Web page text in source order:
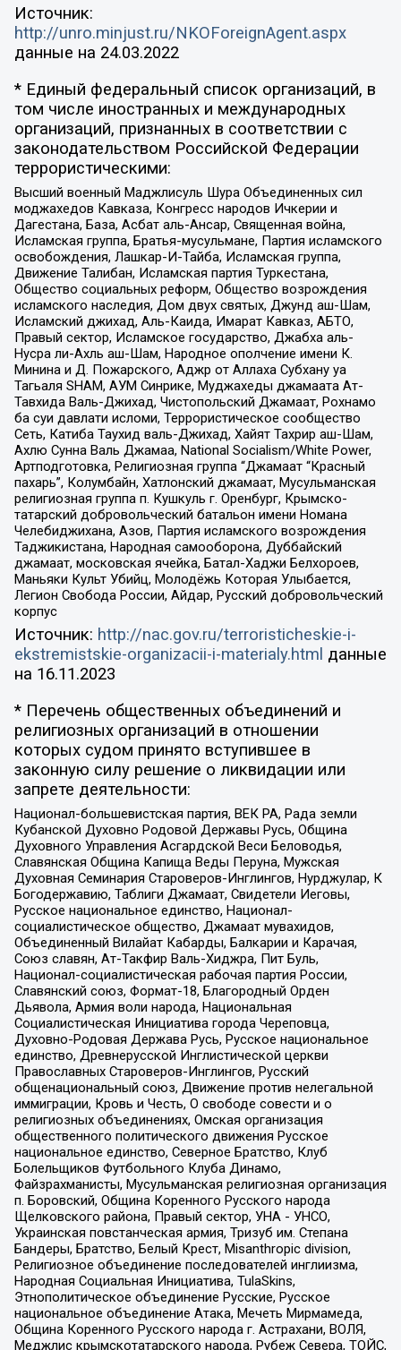
Источник:
http://unro.minjust.ru/NKOForeignAgent.aspx
данные на 24.03.2022
* Единый федеральный список организаций, в
том числе иностранных и международных
организаций, признанных в соответствии с
законодательством Российской Федерации
террористическими:
Высший военный Маджлисуль Шура Объединенных сил
моджахедов Кавказа, Конгресс народов Ичкерии и
Дагестана, База, Асбат аль-Ансар, Священная война,
Исламская группа, Братья-мусульмане, Партия исламского
освобождения, Лашкар-И-Тайба, Исламская группа,
Движение Талибан, Исламская партия Туркестана,
Общество социальных реформ, Общество возрождения
исламского наследия, Дом двух святых, Джунд аш-Шам,
Исламский джихад, Аль-Каида, Имарат Кавказ, АБТО,
Правый сектор, Исламское государство, Джабха аль-
Нусра ли-Ахль аш-Шам, Народное ополчение имени К.
Минина и Д. Пожарского, Аджр от Аллаха Субхану уа
Тагьаля SHAM, АУМ Синрике, Муджахеды джамаата Ат-
Тавхида Валь-Джихад, Чистопольский Джамаат, Рохнамо
ба суи давлати исломи, Террористическое сообщество
Сеть, Катиба Таухид валь-Джихад, Хайят Тахрир аш-Шам,
Ахлю Сунна Валь Джамаа, National Socialism/White Power,
Артподготовка, Религиозная группа “Джамаат “Красный
пахарь”, Колумбайн, Хатлонский джамаат, Мусульманская
религиозная группа п. Кушкуль г. Оренбург, Крымско-
татарский добровольческий батальон имени Номана
Челебиджихана, Азов, Партия исламского возрождения
Таджикистана, Народная самооборона, Дуббайский
джамаат, московская ячейка, Батал-Хаджи Белхороев,
Маньяки Культ Убийц, Молодёжь Которая Улыбается,
Легион Свобода России, Айдар, Русский добровольческий
корпус
Источник: http://nac.gov.ru/terroristicheskie-i-
ekstremistskie-organizacii-i-materialy.html данные
на 16.11.2023
* Перечень общественных объединений и
религиозных организаций в отношении
которых судом принято вступившее в
законную силу решение о ликвидации или
запрете деятельности:
Национал-большевистская партия, ВЕК РА, Рада земли
Кубанской Духовно Родовой Державы Русь, Община
Духовного Управления Асгардской Веси Беловодья,
Славянская Община Капища Веды Перуна, Мужская
Духовная Семинария Староверов-Инглингов, Нурджулар, К
Богодержавию, Таблиги Джамаат, Свидетели Иеговы,
Русское национальное единство, Национал-
социалистическое общество, Джамаат мувахидов,
Объединенный Вилайат Кабарды, Балкарии и Карачая,
Союз славян, Ат-Такфир Валь-Хиджра, Пит Буль,
Национал-социалистическая рабочая партия России,
Славянский союз, Формат-18, Благородный Орден
Дьявола, Армия воли народа, Национальная
Социалистическая Инициатива города Череповца,
Духовно-Родовая Держава Русь, Русское национальное
единство, Древнерусской Инглистической церкви
Православных Староверов-Инглингов, Русский
общенациональный союз, Движение против нелегальной
иммиграции, Кровь и Честь, О свободе совести и о
религиозных объединениях, Омская организация
общественного политического движения Русское
национальное единство, Северное Братство, Клуб
Болельщиков Футбольного Клуба Динамо,
Файзрахманисты, Мусульманская религиозная организация
п. Боровский, Община Коренного Русского народа
Щелковского района, Правый сектор, УНА - УНСО,
Украинская повстанческая армия, Тризуб им. Степана
Бандеры, Братство, Белый Крест, Misanthropic division,
Религиозное объединение последователей инглиизма,
Народная Социальная Инициатива, TulaSkins,
Этнополитическое объединение Русские, Русское
национальное объединение Атака, Мечеть Мирмамеда,
Община Коренного Русского народа г. Астрахани, ВОЛЯ,
Меджлис крымскотатарского народа, Рубеж Севера, ТОЙС,